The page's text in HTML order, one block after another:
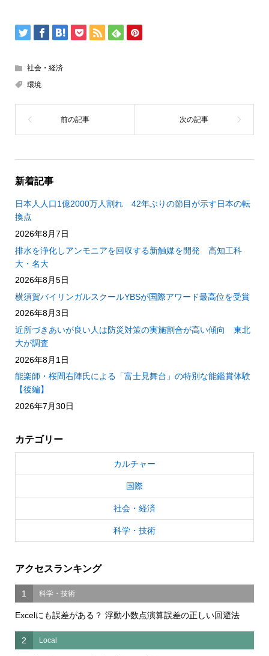
社会・経済
環境
新着記事
日本人人口1億2000万人割れ 42年ぶりの節目が示す日本の転
換点
2026年8月7日
排水を浄化しアンモニアを回収する新触媒を開発 高知工科
大・名大
2026年8月5日
横須賀バイリンガルスクールYBSが国際アワード最高位を受賞
2026年8月3日
近所づきあいが良い人は防災対策の実施割合が高い傾向 東北
大が調査
2026年8月1日
能楽師・桜間右陣氏による「富士見舞台」の特別な能鑑賞体験
【後編】
2026年7月30日
カテゴリー
カルチャー
国際
社会・経済
科学・技術
アクセスランキング
1 科学・技術
Excelにも誤差がある？ 浮動小数点演算誤差の正しい回避法
2 Local